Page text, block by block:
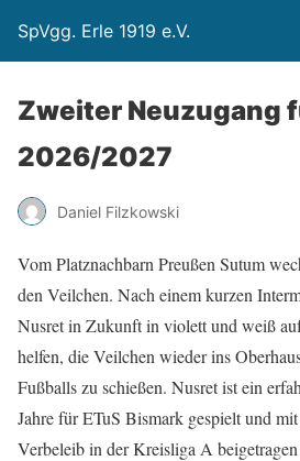
SpVgg. Erle 1919 e.V.
Zweiter Neuzugang
2026/2027
Daniel Filzkowski
Vom Platznachbarn Preußen Sutum
den Veilchen. Nach einem kurzen
Nusret in Zukunft in violett und weiß
helfen, die Veilchen wieder ins
Fußballs zu schießen. Nusret ist ein
Jahre für ETuS Bismark gespielt und
Verbeleib in der Kreisliga A